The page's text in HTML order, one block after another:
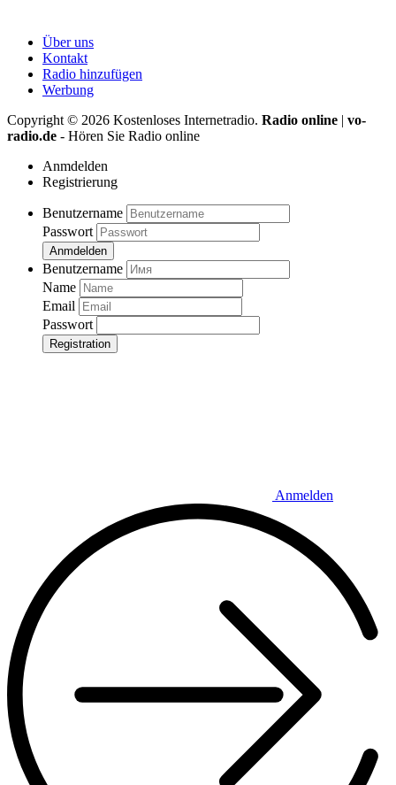
Über uns
Kontakt
Radio hinzufügen
Werbung
Copyright © 2026 Kostenloses Internetradio. Radio online | vo-
radio.de - Hören Sie Radio online
Anmdelden
Registrierung
Benutzername
Passwort
Anmdelden
Benutzername
Name
Email
Passwort
Registration
Anmelden